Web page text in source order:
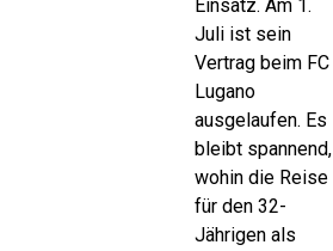
Einsatz. Am 1.
Juli ist sein
Vertrag beim FC
Lugano
ausgelaufen. Es
bleibt spannend,
wohin die Reise
für den 32-
Jährigen als